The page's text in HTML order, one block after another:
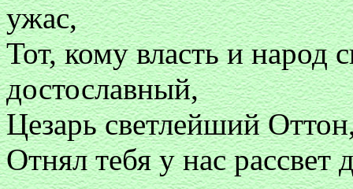
ужас,
Тот, кому власть и народ
достославный,
Цезарь светлейший
Отнял тебя у нас рассвет